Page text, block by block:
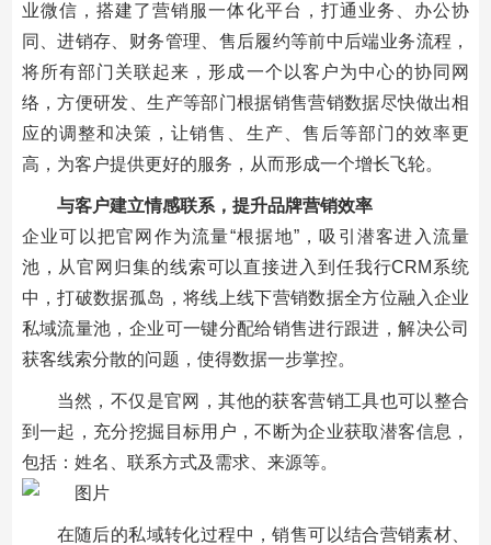
业微信，搭建了营销服一体化平台，打通业务、办公协
同、进销存、财务管理、售后履约等前中后端业务流程，
将所有部门关联起来，形成一个以客户为中心的协同网
络，方便研发、生产等部门根据销售营销数据尽快做出相
应的调整和决策，让销售、生产、售后等部门的效率更
高，为客户提供更好的服务，从而形成一个增长飞轮。
与客户建立情感联系，提升品牌营销效率
企业可以把官网作为流量“根据地”，吸引潜客进入流量
池，从官网归集的线索可以直接进入到任我行CRM系统
中，打破数据孤岛，将线上线下营销数据全方位融入企业
私域流量池，企业可一键分配给销售进行跟进，解决公司
获客线索分散的问题，使得数据一步掌控。
当然，不仅是官网，其他的获客营销工具也可以整合
到一起，充分挖掘目标用户，不断为企业获取潜客信息，
包括：姓名、联系方式及需求、来源等。
在随后的私域转化过程中，销售可以结合营销素材、